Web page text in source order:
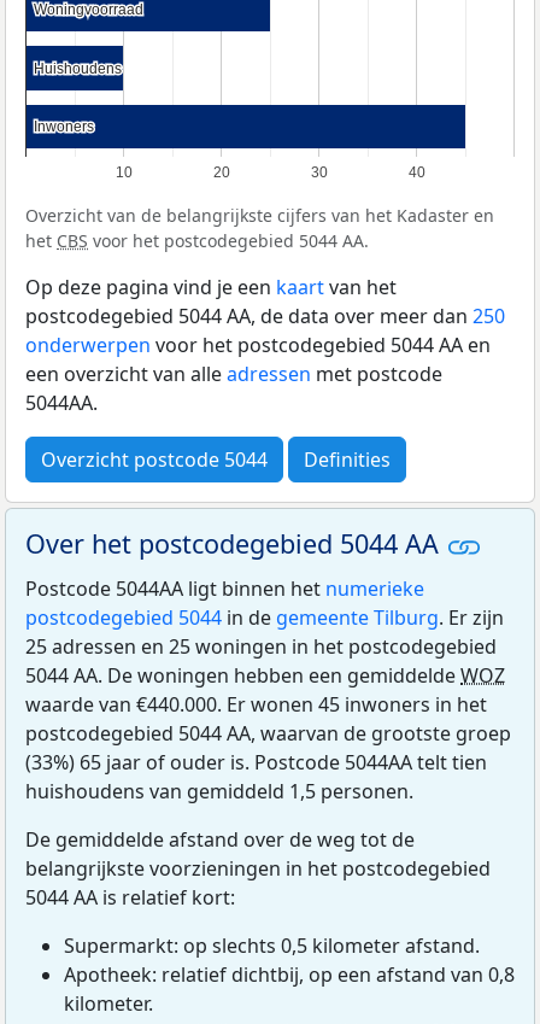
10 20 30 40
Woningvoorraad
Woningvoorraad
Huishoudens
Huishoudens
Inwoners
Inwoners
Overzicht van de belangrijkste cijfers van het Kadaster en
het CBS voor het postcodegebied 5044 AA.
Op deze pagina vind je een kaartvan het
postcodegebied 5044 AA, de data over meer dan 250
onderwerpen voor het postcodegebied 5044 AA en
een overzicht van alleadressen met postcode
5044AA.
Overzicht postcode 5044 Definities
Over het postcodegebied 5044 AA
Postcode 5044AA ligt binnen het numerieke
postcodegebied 5044 in de gemeente Tilburg. Er zijn
25 adressen en 25 woningen in het postcodegebied
5044 AA. De woningen hebben een gemiddeldeWOZ
waarde van €440.000. Er wonen 45 inwoners in het
postcodegebied 5044 AA, waarvan de grootste groep
(33%) 65 jaar of ouder is. Postcode 5044AA telt tien
huishoudens van gemiddeld 1,5 personen.
De gemiddelde afstand over de weg tot de
belangrijkste voorzieningen in het postcodegebied
5044 AA is relatief kort:
Supermarkt: op slechts 0,5 kilometer afstand.
Apotheek: relatief dichtbij, op een afstand van 0,8
kilometer.